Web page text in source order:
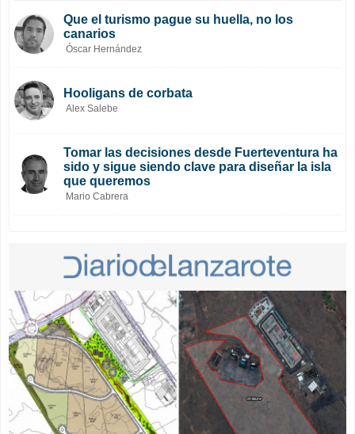
Que el turismo pague su huella, no los
canarios
Óscar Hernández
Hooligans de corbata
Alex Salebe
Tomar las decisiones desde Fuerteventura ha
sido y sigue siendo clave para diseñar la isla
que queremos
Mario Cabrera